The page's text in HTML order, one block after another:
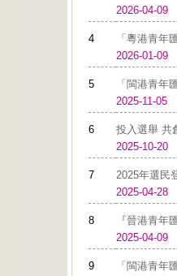
2026-04-09
4
「粵港青年
2026-01-09
5
「閩港青年
2025-11-05
6
投入選舉 共
2025-10-20
7
2025年選民
2025-04-28
8
『晉港青年
2025-04-09
9
「閩港青年